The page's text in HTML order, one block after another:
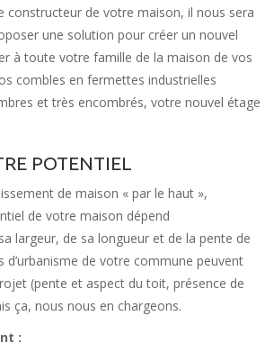
constructeur de votre maison, il nous sera
une solution pour créer un nouvel
à toute votre famille de la maison de vos
combles en fermettes industrielles
et très encombrés, votre nouvel étage
POTENTIEL
de maison « par le haut »,
de votre maison dépend
largeur, de sa longueur et de la pente de
d’urbanisme de votre commune peuvent
(pente et aspect du toit, présence de
ça, nous nous en chargeons.
: